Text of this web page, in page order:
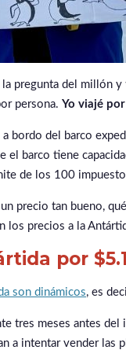
pregunta del millón
persona. Yo viajé
bordo del barco
el barco tiene
de los 100
precio tan bueno,
los precios a la
por
son dinámicos, es
tres meses antes del
a intentar vender las